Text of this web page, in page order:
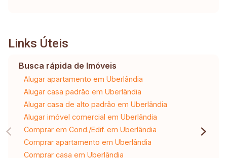
Links Úteis
Busca rápida de Imóveis
Alugar apartamento em Uberlândia
Alugar casa padrão em Uberlândia
Alugar casa de alto padrão em Uberlândia
Alugar imóvel comercial em Uberlândia
Comprar em Cond./Edif. em Uberlândia
Comprar apartamento em Uberlândia
Comprar casa em Uberlândia